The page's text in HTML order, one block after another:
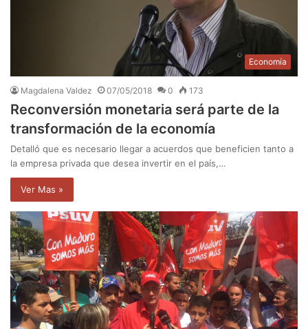
Economía
Magdalena Valdez 07/05/2018 0 173
Reconversión monetaria será parte de la
transformación de la economía
Detalló que es necesario llegar a acuerdos que beneficien tanto a
la empresa privada que desea invertir en el país,…
Ver Mas »